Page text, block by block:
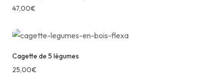
47,00€
Cagette de 5 légumes
25,00€